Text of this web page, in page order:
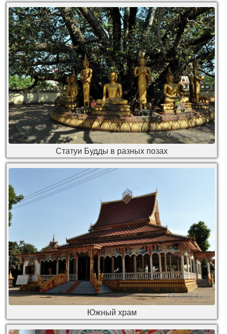
Статуи Будды в разных позах
Южный храм